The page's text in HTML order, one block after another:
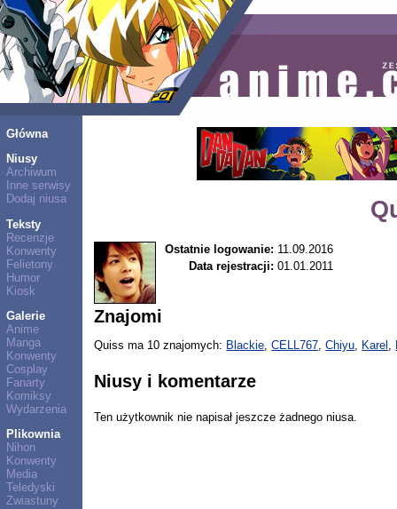
Główna
Niusy
Archiwum
Inne serwisy
Dodaj niusa
Teksty
Recenzje
Konwenty
Felietony
Humor
Kiosk
Galerie
Anime
Manga
Konwenty
Cosplay
Fanarty
Komiksy
Wydarzenia
Plikownia
Nihon
Konwenty
Media
Teledyski
Zwiastuny
Ostatnie logowanie: 11.09.2016
Data rejestracji: 01.01.2011
Znajomi
Quiss ma 10 znajomych: Blackie,CELL767,Chiyu, Karel ,
Niusy i komentarze
Ten użytkownik nie napisał jeszcze żadnego niusa.